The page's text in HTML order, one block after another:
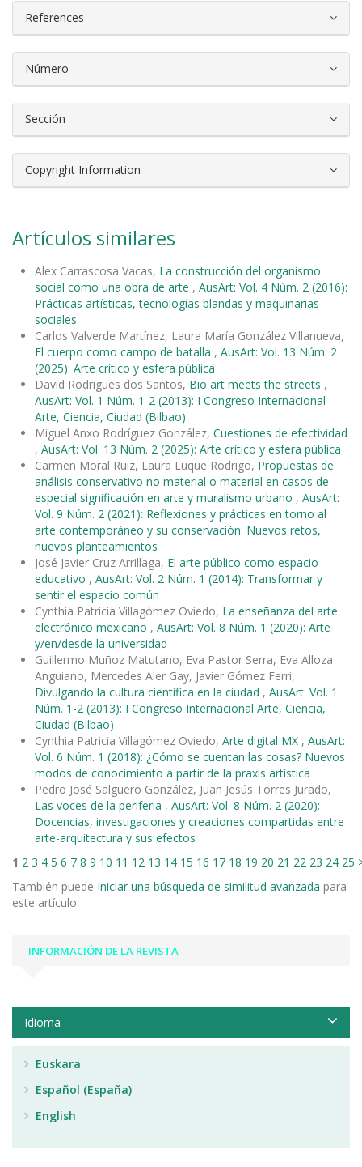
References
Número
Sección
Copyright Information
Artículos similares
Alex Carrascosa Vacas, La construcción del organismo
social como una obra de arte , AusArt: Vol. 4 Núm. 2 (2016):
Prácticas artísticas, tecnologías blandas y maquinarias
sociales
Carlos Valverde Martínez, Laura María González Villanueva,
El cuerpo como campo de batalla , AusArt: Vol. 13 Núm. 2
(2025): Arte crítico y esfera pública
David Rodrigues dos Santos, Bio art meets the streets ,
AusArt: Vol. 1 Núm. 1-2 (2013): I Congreso Internacional
Arte, Ciencia, Ciudad (Bilbao)
Miguel Anxo Rodríguez González, Cuestiones de efectividad
, AusArt: Vol. 13 Núm. 2 (2025): Arte crítico y esfera pública
Carmen Moral Ruiz, Laura Luque Rodrigo, Propuestas de
análisis conservativo no material o material en casos de
especial significación en arte y muralismo urbano , AusArt:
Vol. 9 Núm. 2 (2021): Reflexiones y prácticas en torno al
arte contemporáneo y su conservación: Nuevos retos,
nuevos planteamientos
José Javier Cruz Arrillaga, El arte público como espacio
educativo , AusArt: Vol. 2 Núm. 1 (2014): Transformar y
sentir el espacio común
Cynthia Patricia Villagómez Oviedo, La enseñanza del arte
electrónico mexicano , AusArt: Vol. 8 Núm. 1 (2020): Arte
y/en/desde la universidad
Guillermo Muñoz Matutano, Eva Pastor Serra, Eva Alloza
Anguiano, Mercedes Aler Gay, Javier Gómez Ferri,
Divulgando la cultura científica en la ciudad , AusArt: Vol. 1
Núm. 1-2 (2013): I Congreso Internacional Arte, Ciencia,
Ciudad (Bilbao)
Cynthia Patricia Villagómez Oviedo, Arte digital MX , AusArt:
Vol. 6 Núm. 1 (2018): ¿Cómo se cuentan las cosas? Nuevos
modos de conocimiento a partir de la praxis artística
Pedro José Salguero González, Juan Jesús Torres Jurado,
Las voces de la periferia , AusArt: Vol. 8 Núm. 2 (2020):
Docencias, investigaciones y creaciones compartidas entre
arte-arquitectura y sus efectos
1 2 3 4 5 6 7 8 9 10 11 12 13 14 15 16 17 18 19 20 21 22 23 24 25
También puede Iniciar una búsqueda de similitud avanzada para
este artículo.
INFORMACIÓN DE LA REVISTA
Idioma
Euskara
Español (España)
English